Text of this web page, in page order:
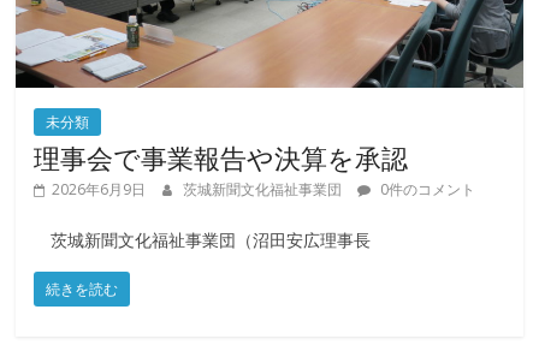
未分類
理事会で事業報告や決算を承認
2026年6月9日 茨城新聞文化福祉事業団 0件のコメント
茨城新聞文化福祉事業団（沼田安広理事長
続きを読む